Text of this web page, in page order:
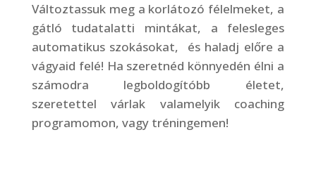
Változtassuk meg a korlátozó félelmeket, a
gátló tudatalatti mintákat, a felesleges
automatikus szokásokat, és haladj előre a
vágyaid felé! Ha szeretnéd könnyedén élni a
számodra legboldogítóbb életet,
szeretettel várlak valamelyik coaching
programomon, vagy tréningemen!